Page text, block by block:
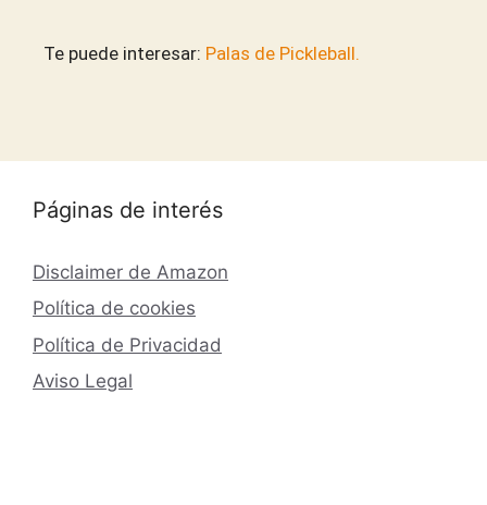
Te puede interesar: Palas de Pickleball.
Páginas de interés
Disclaimer de Amazon
Política de cookies
Política de Privacidad
Aviso Legal